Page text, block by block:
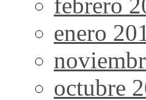
enero
octubre